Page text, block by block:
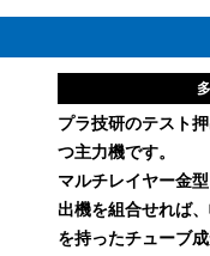
プラ技研のテスト
つ主力機です。
マルチレイヤー金
出機を組合せれば
を持ったチューブ成